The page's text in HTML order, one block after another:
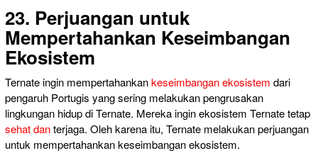
23. Perjuangan untuk
Mempertahankan Keseimbangan
Ekosistem
Ternate ingin mempertahankankeseimbangan ekosistem dari
pengaruh Portugis yang sering melakukan pengrusakan
lingkungan hidup di Ternate. Mereka ingin ekosistem Ternate tetap
sehat danterjaga. Oleh karena itu, Ternate melakukan perjuangan
untuk mempertahankan keseimbangan ekosistem.